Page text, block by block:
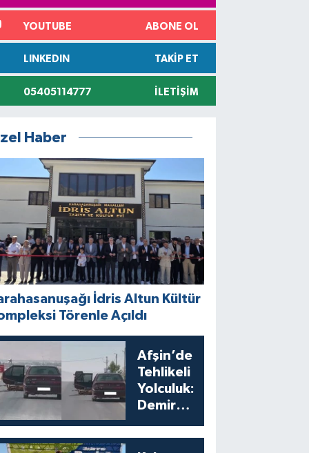
YOUTUBE ABONE OL
LINKEDIN TAKIP ET
05405114777 İLETIŞIM
Haber
İdris Altun Kültür
Törenle Açıldı
Afşin’de
Tehlikeli
Yolculuk:
Demir
Otomobil